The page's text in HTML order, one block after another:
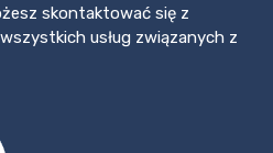
skontaktować się z
usług związanych z